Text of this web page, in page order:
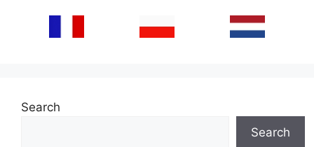
Search
Search